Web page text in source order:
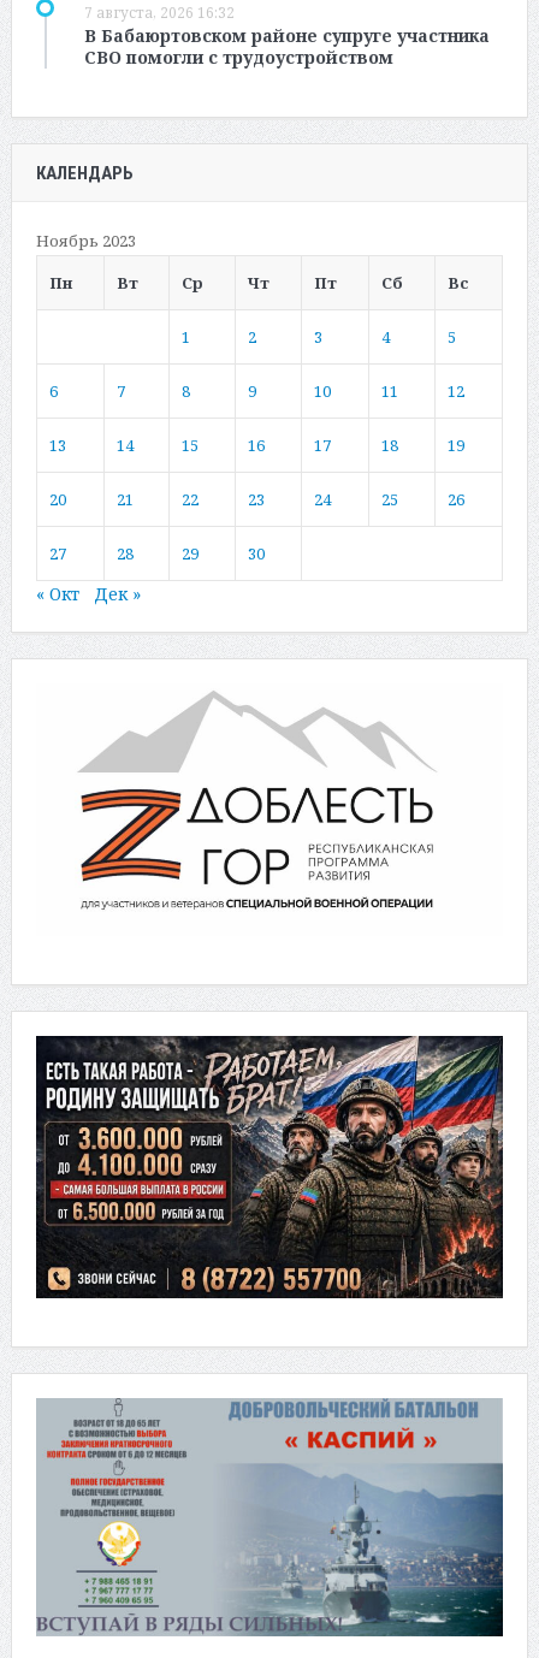
7 августа, 2026 16:32
В Бабаюртовском районе супруге участника
СВО помогли с трудоустройством
КАЛЕНДАРЬ
Ноябрь 2023
Пн
Вт Ср Чт Пт Сб Вс
1 2 3 4 5
6 7 8 9 10 11 12
13 14 15 16 17 18 19
20 21 22 23 24 25 26
27 28 29 30
« Окт Дек »